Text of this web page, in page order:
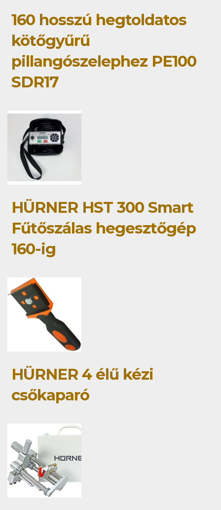
160 hosszú hegtoldatos
kötőgyűrű
pillangószelephez PE100
SDR17
HÜRNER HST 300 Smart
Fűtőszálas hegesztőgép
160-ig
HÜRNER 4 élű kézi
csőkaparó